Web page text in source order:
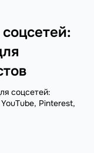
соцсетей:
Pinterest,